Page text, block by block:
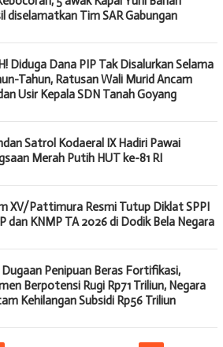
diselamatkan Tim SAR Gabungan
Diduga Dana PIP Tak Disalurkan Selama
Tahun, Ratusan Wali Murid Ancam
Usir Kepala SDN Tanah Goyang
Satrol Kodaeral IX Hadiri Pawai
Merah Putih HUT ke-81 RI
XV/Pattimura Resmi Tutup Diklat SPPI
dan KNMP TA 2026 di Dodik Bela Negara
Dugaan Penipuan Beras Fortifikasi,
Berpotensi Rugi Rp71 Triliun, Negara
Kehilangan Subsidi Rp56 Triliun